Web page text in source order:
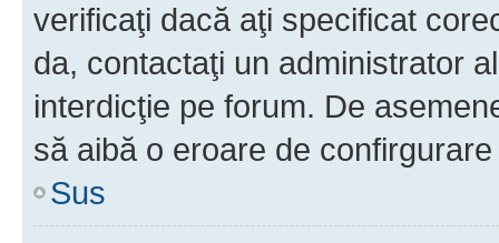
verificaţi dacă aţi specificat
da, contactaţi un administrator
interdicţie pe forum. De
să aibă o eroare de
Sus